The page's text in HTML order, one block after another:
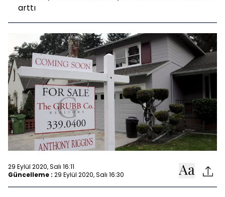
arttı
29 Eylül 2020, Salı 16:11
Güncelleme : 29 Eylül 2020, Salı 16:30